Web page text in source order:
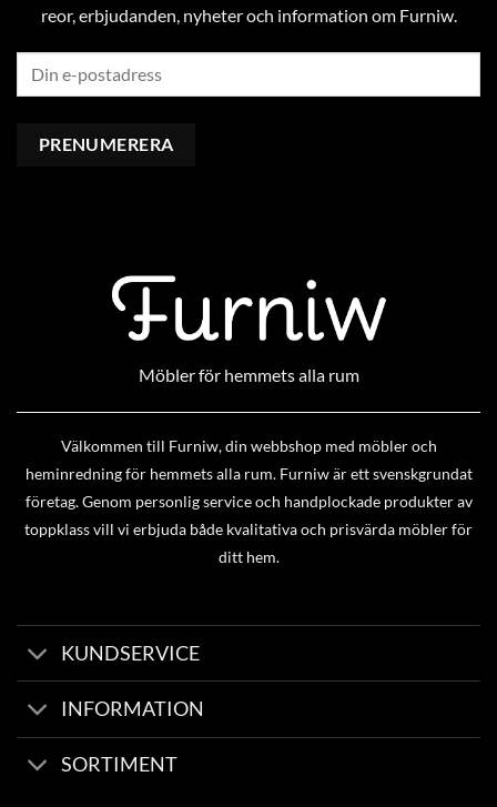
reor, erbjudanden, nyheter och information om Furniw.
Möbler för hemmets alla rum
Välkommen till Furniw, din webbshop med möbler och
heminredning för hemmets alla rum. Furniw är ett svenskgrundat
företag. Genom personlig service och handplockade produkter av
toppklass vill vi erbjuda både kvalitativa och prisvärda möbler för
ditt hem.
KUNDSERVICE
INFORMATION
SORTIMENT